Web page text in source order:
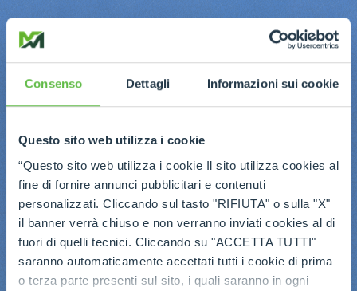
Consenso Dettagli Informazioni sui cookie
Questo sito web utilizza i cookie
“Questo sito web utilizza i cookie Il sito utilizza cookies al
fine di fornire annunci pubblicitari e contenuti
personalizzati. Cliccando sul tasto "RIFIUTA" o sulla "X"
il banner verrà chiuso e non verranno inviati cookies al di
fuori di quelli tecnici. Cliccando su "ACCETTA TUTTI"
saranno automaticamente accettati tutti i cookie di prima
o terza parte presenti sul sito, i quali saranno in ogni